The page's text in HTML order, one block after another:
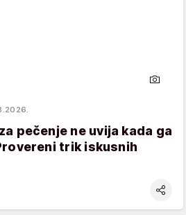
pečenje ne uvija kada ga
trik iskusnih